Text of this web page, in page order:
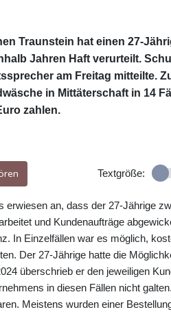
Traunstein hat einen 27-
Jahren Haft verurteilt.
am Freitag mitteilte.
in Mittäterschaft in 14
zahlen.
Textgröße:
erwiesen an, dass der 27-Jährige
und Kundenaufträge
In Einzelfällen war es möglich,
Der 27-Jährige hatte die
überschrieb er den jeweiligen
in diesen Fällen nicht
Meistens wurden einer